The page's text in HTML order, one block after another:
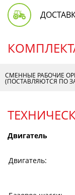
СМЕННЫЕ РАБОЧИЕ
(ПОСТАВЛЯЮТСЯ ПО
Двигатель
Двигатель: